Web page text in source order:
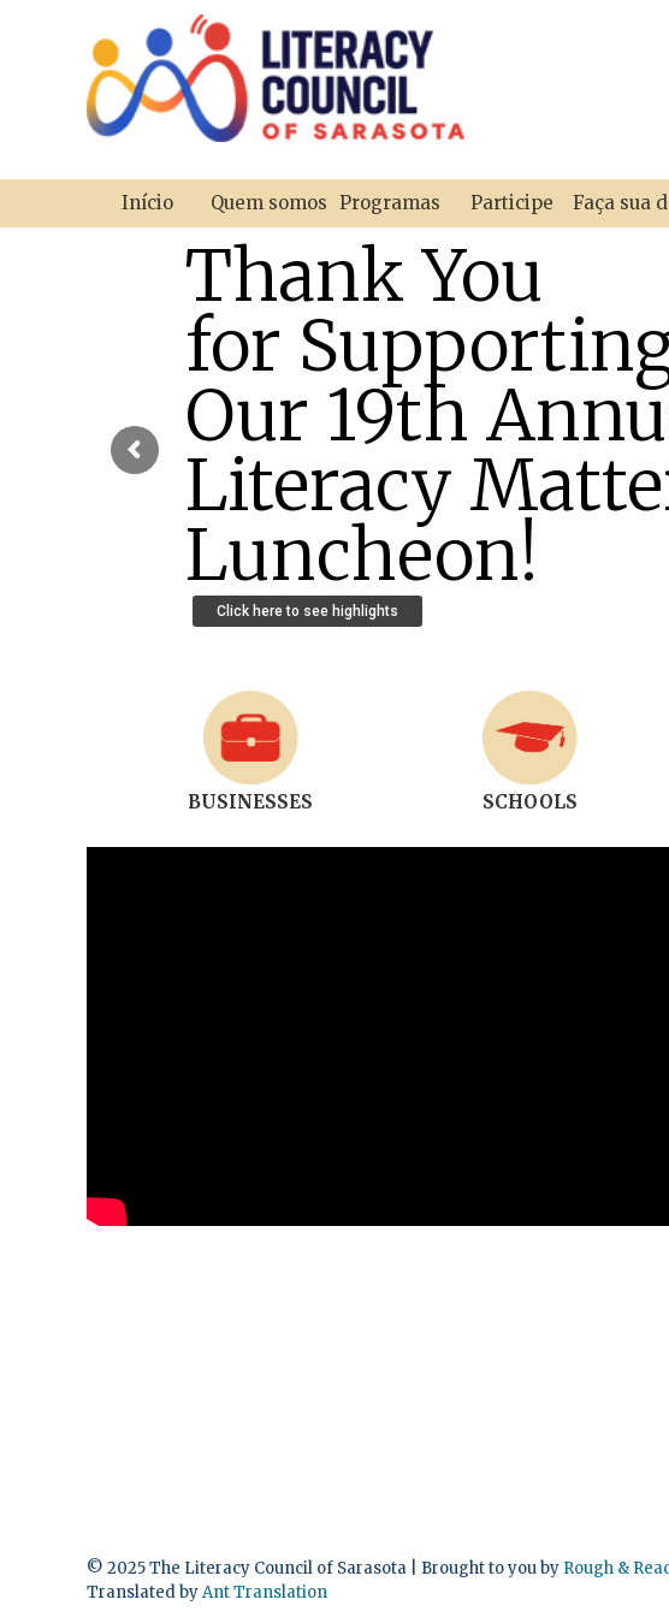
Início Quem somos Programas Participe Faça sua
Thank You
for
Our 19th
Literacy
Luncheon!
Click here to see highlights
BUSINESSES SCHOOLS
© 2025 The Literacy Council of Sarasota | Brought to you by Rough &
Translated byAnt Translation